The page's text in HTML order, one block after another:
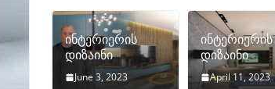
ინტერიერის
დიზაინი
June 3, 2023
ინტერიერის
დიზაინი
April 11, 2023